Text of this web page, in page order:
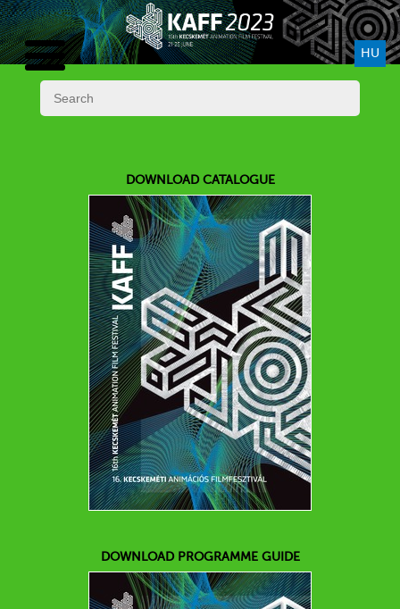
HU
DOWNLOAD CATALOGUE
DOWNLOAD PROGRAMME GUIDE